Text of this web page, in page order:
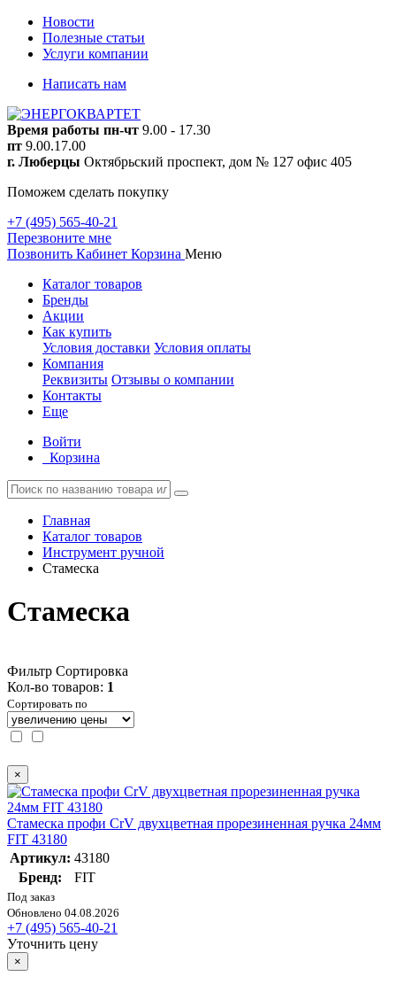
Новости
Полезные статьи
Услуги компании
Написать нам
Время работы пн-чт 9.00 - 17.30
пт 9.00.17.00
г. Люберцы Октябрьский проспект, дом № 127 офис 405
Поможем сделать покупку
+7 (495) 565-40-21
Перезвоните мне
Позвонить Кабинет Корзина Меню
Каталог товаров
Бренды
Акции
Как купить
Условия доставки Условия оплаты
Компания
Реквизиты Отзывы о компании
Контакты
Еще
Войти
Корзина
Главная
Каталог товаров
Инструмент ручной
Стамеска
Стамеска
Фильтр Сортировка
Кол-во товаров: 1
Сортировать по
×
Стамеска профи CrV двухцветная прорезиненная ручка 24мм
FIT 43180
Артикул: 43180
Бренд:
FIT
Под заказ
Обновлено 04.08.2026
+7 (495) 565-40-21
Уточнить цену
×